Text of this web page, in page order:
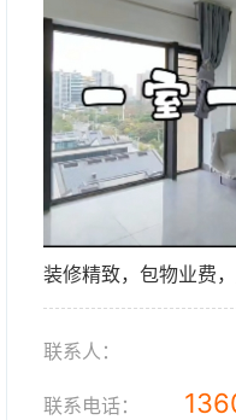
装修精致，包物业费
联系人：
联系电话：